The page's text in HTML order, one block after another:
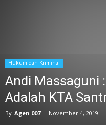
Hukum dan Kriminal
Andi Massaguni
Adalah KTA
By Agen 007 - November 4, 2019